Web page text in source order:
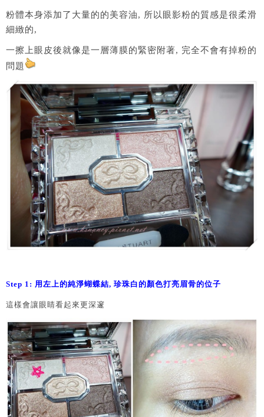
粉體本身添加了大量的的美容油, 所以眼影粉的質感是很柔滑
細緻的,
一擦上眼皮後就像是一層薄膜的緊密附著, 完全不會有掉粉的
問題
Step 1: 用左上的純淨蝴蝶結, 珍珠白的顏色打亮眉骨的位子
這樣會讓眼睛看起來更深邃